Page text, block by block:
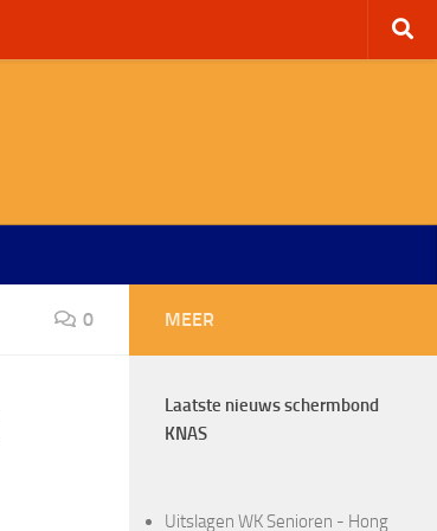
0 MEER
Laatste nieuws schermbond
KNAS
Uitslagen WK Senioren - Hong